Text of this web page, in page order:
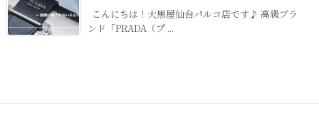
こんにちは！大黒屋仙台パルコ店です♪ 高級ブラ
ンド「PRADA（プ ...